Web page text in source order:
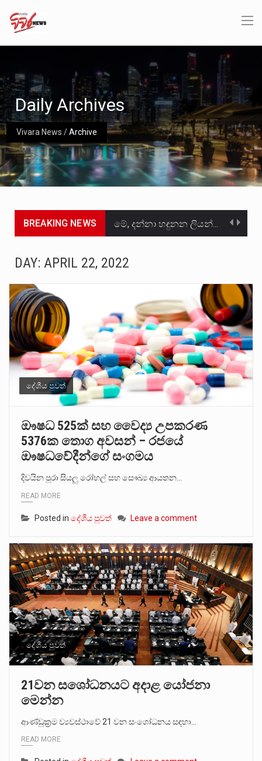
Vivara News /Archive
Daily Archives
BREAKING NEWS මේ, දන්නා හඳුනන ලියන්නකුගේ නන්නාඳුනන අඩවියක සැරිසරා ලද ආස්වාදනීය මොහොතක සිංහාවලෝකනයකි .කෙටි කවියක දිගු බර…
උපරිමාධිකරණ විනිශ්චයකාරවරුන්ගේ හා ඉන් පහළ විනිශ්චයකාරවරුන්ගේ විශ්‍රාම වයස දීර්ඝ කිරීම සඳහා සකස් කර ඇති විසිදෙවන…
බන්ධනාගාර රැදවියන් 1,021 දෙනෙකු ඉකුත් වසර පහක කාලය තුලදී (2020 ජනවාරි 01 සිට 2025 දෙසැම්බර්…
මහර බන්ධනාගාරයේ අද ඇතිවූ සිද්ධියෙන් තුවාල ලැබූ බව කියන රැඳවියන් ගණන ඉහළ ගොස් තිබේ. ඒ…
අගෝස්තු මස දෙවන ඉරිදා ලිට් රූම් සූම් සංවාදය පැවැත්වෙන්නේ "කතා කරන මහ වැව" නම් නකතාවක්…
DAY: APRIL 22, 2022
දේශීය පුවත්
ඖෂධ 525ක් සහ වෛද්‍ය උපකරණ
5376ක තොග අවසන් – රජයේ
ඖෂධවේදීන්ගේ සංගමය
දිවයින පුරා සියලු රෝහල් සහ සෞඛ්‍ය ආයතන…
READ MORE
Posted in දේශීය පුවත් Leave a comment
දේශීය පුවත්
21වන සශෝධනයට අදාළ යෝජනා
මෙන්න
ආණ්ඩුක්‍රම ව්‍යවස්ථාවේ 21 වන සංශෝධනය සඳහා…
READ MORE